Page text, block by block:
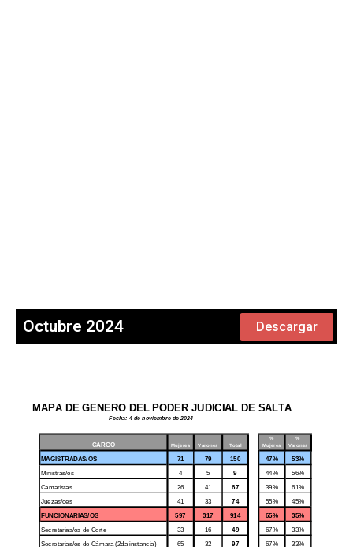
Descargar
Octubre 2024